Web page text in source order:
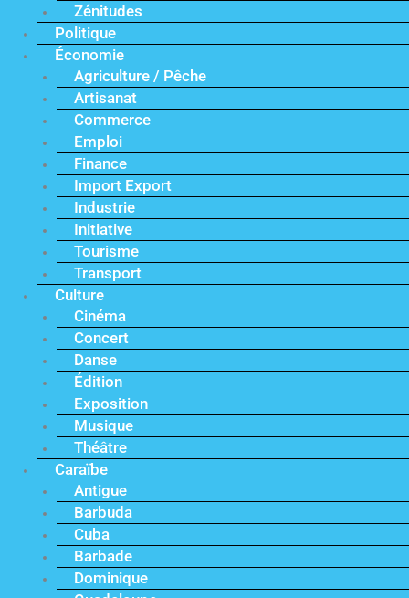
Zénitudes
Politique
Économie
Agriculture / Pêche
Artisanat
Commerce
Emploi
Finance
Import Export
Industrie
Initiative
Tourisme
Transport
Culture
Cinéma
Concert
Danse
Édition
Exposition
Musique
Théâtre
Caraïbe
Antigue
Barbuda
Cuba
Barbade
Dominique